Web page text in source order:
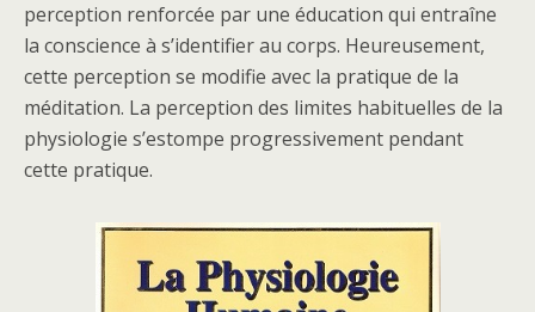
perception renforcée par une éducation qui entraîne
la conscience à s’identifier au corps. Heureusement,
cette perception se modifie avec la pratique de la
méditation. La perception des limites habituelles de la
physiologie s’estompe progressivement pendant
cette pratique.